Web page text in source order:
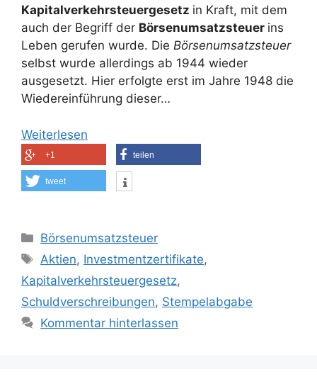
Kapitalverkehrsteuergesetz in Kraft, mit dem
auch der Begriff der Börsenumsatzsteuer ins
Leben gerufen wurde. Die Börsenumsatzsteuer
selbst wurde allerdings ab 1944 wieder
ausgesetzt. Hier erfolgte erst im Jahre 1948 die
Wiedereinführung dieser…
Weiterlesen
+1 teilen
tweet
Kategorien
Börsenumsatzsteuer
Schlagwörter
Aktien, Investmentzertifikate,
Kapitalverkehrsteuergesetz,
Schuldverschreibungen, Stempelabgabe
Kommentar hinterlassen